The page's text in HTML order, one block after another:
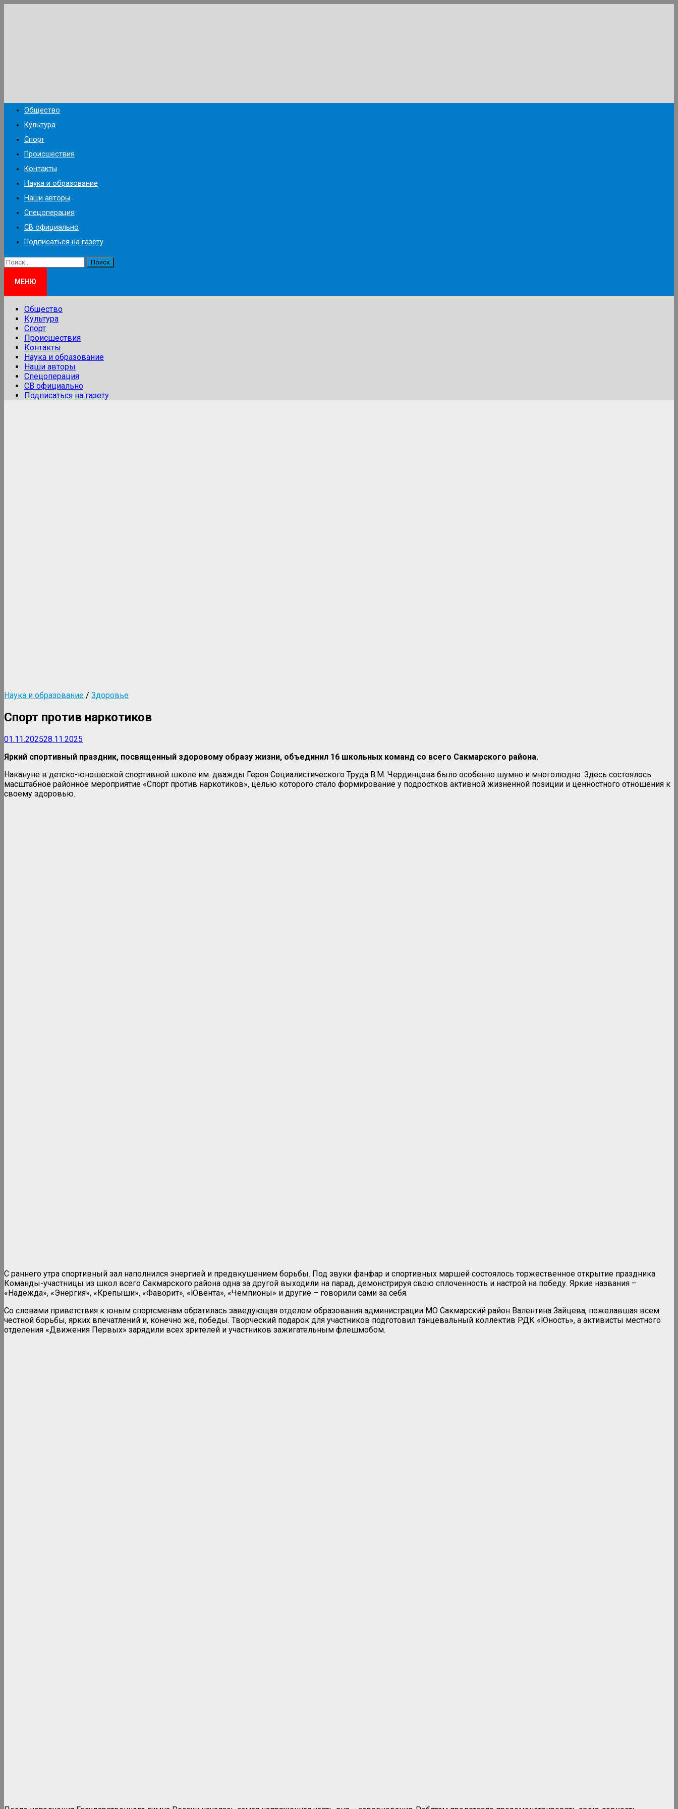
Общество
Культура
Спорт
Происшествия
Контакты
Наука и образование
Наши авторы
Спецоперация
СВ официально
Подписаться на газету
Найти:
МЕНЮ
Общество
Культура
Спорт
Происшествия
Контакты
Наука и образование
Наши авторы
Спецоперация
СВ официально
Подписаться на газету
Наука и образование / Здоровье
Спорт против наркотиков
01.11.202528.11.2025
Яркий спортивный праздник, посвященный здоровому образу жизни, объединил 16 школьных команд со всего Сакмарского района.
Накануне в детско-юношеской спортивной школе им. дважды Героя Социалистического Труда В.М. Чердинцева было особенно шумно и многолюдно. Здесь состоялось
масштабное районное мероприятие «Спорт против наркотиков», целью которого стало формирование у подростков активной жизненной позиции и ценностного отношения к
своему здоровью.
С раннего утра спортивный зал наполнился энергией и предвкушением борьбы. Под звуки фанфар и спортивных маршей состоялось торжественное открытие праздника.
Команды-участницы из школ всего Сакмарского района одна за другой выходили на парад, демонстрируя свою сплоченность и настрой на победу. Яркие названия –
«Надежда», «Энергия», «Крепыши», «Фаворит», «Ювента», «Чемпионы» и другие – говорили сами за себя.
Со словами приветствия к юным спортсменам обратилась заведующая отделом образования администрации МО Сакмарский район Валентина Зайцева, пожелавшая всем
честной борьбы, ярких впечатлений и, конечно же, победы. Творческий подарок для участников подготовил танцевальный коллектив РДК «Юность», а активисты местного
отделения «Движения Первых» зарядили всех зрителей и участников зажигательным флешмобом.